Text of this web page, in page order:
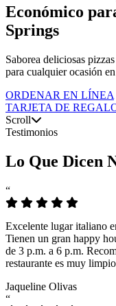
Económico
Springs
Saborea deliciosas
para cualquier ocasión
ORDENAR EN LÍNEA
TARJETA DE
Scroll
Testimonios
Lo Que Dicen
“
Excelente lugar italiano
Tienen un gran happy
de 3 p.m. a 6 p.m.
restaurante es muy
Jaqueline Olivas
“